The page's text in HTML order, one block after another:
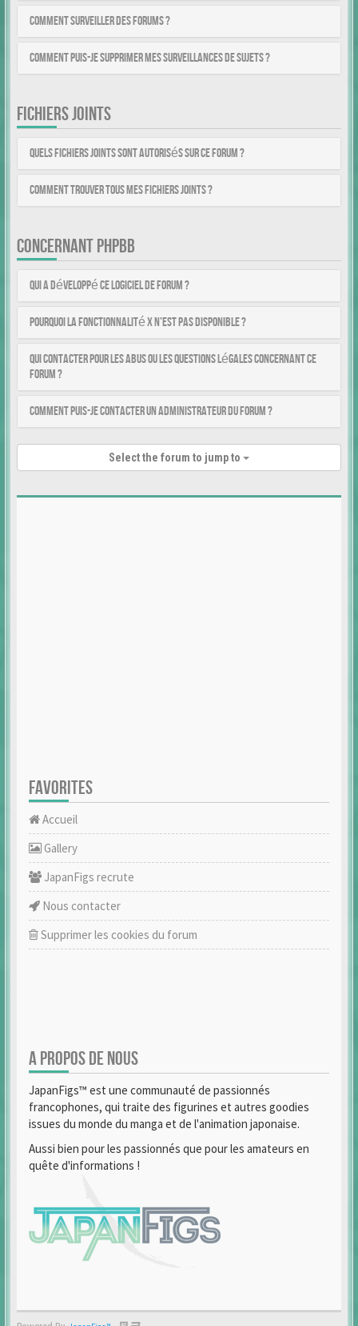
Comment surveiller des forums ?
Comment puis-je supprimer mes surveillances de sujets ?
FICHIERS JOINTS
Quels fichiers joints sont autorisés sur ce forum ?
Comment trouver tous mes fichiers joints ?
CONCERNANT PHPBB
Qui a développé ce logiciel de forum ?
Pourquoi la fonctionnalité X n’est pas disponible ?
Qui contacter pour les abus ou les questions légales concernant ce
forum ?
Comment puis-je contacter un administrateur du forum ?
Select the forum to jump to
FAVORITES
Accueil
Gallery
JapanFigs recrute
Nous contacter
Supprimer les cookies du forum
A PROPOS DE NOUS
JapanFigs™ est une communauté de passionnés
francophones, qui traite des figurines et autres goodies
issues du monde du manga et de l'animation japonaise.
Aussi bien pour les passionnés que pour les amateurs en
quête d'informations !